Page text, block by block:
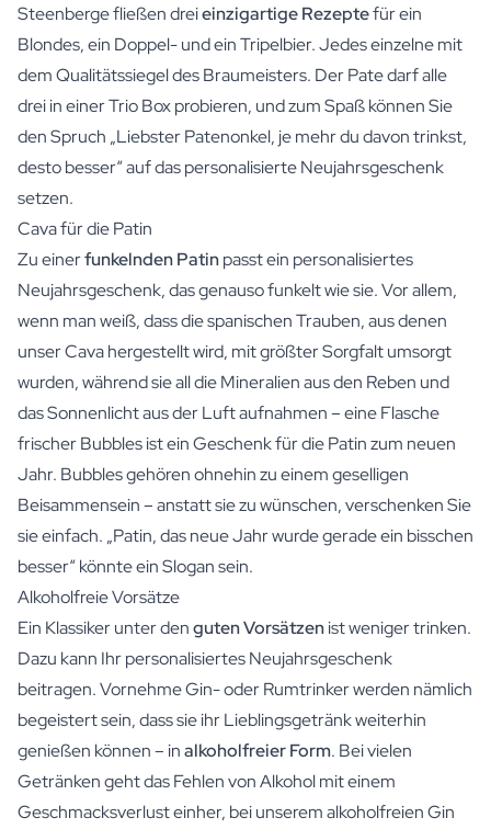
Steenberge fließen dreieinzigartige Rezeptefür ein
Blondes, ein Doppel- und ein Tripelbier. Jedes einzelne mit
dem Qualitätssiegel des Braumeisters. Der Pate darf alle
drei in einerTrio Boxprobieren, und zum Spaß können Sie
den Spruch „Liebster Patenonkel, je mehr du davon trinkst,
desto besser“ auf das personalisierte Neujahrsgeschenk
setzen.
Cava für die Patin
Zu einerfunkelnden Patinpasst ein personalisiertes
Neujahrsgeschenk, das genauso funkelt wie sie. Vor allem,
wenn man weiß, dass die spanischen Trauben, aus denen
unserCavahergestellt wird, mit größter Sorgfalt umsorgt
wurden, während sie all die Mineralien aus den Reben und
das Sonnenlicht aus der Luft aufnahmen – eine Flasche
frischer Bubbles ist ein Geschenk für die Patin zum neuen
Jahr. Bubbles gehören ohnehin zu einem geselligen
Beisammensein – anstatt sie zu wünschen, verschenken Sie
sie einfach. „Patin, das neue Jahr wurde gerade ein bisschen
besser“ könnte ein Slogan sein.
Alkoholfreie Vorsätze
Ein Klassiker unter denguten Vorsätzenist weniger trinken.
Dazu kann Ihr personalisiertes Neujahrsgeschenk
beitragen. Vornehme Gin- oder Rumtrinker werden nämlich
begeistert sein, dass sie ihr Lieblingsgetränk weiterhin
genießen können – inalkoholfreier Form. Bei vielen
Getränken geht das Fehlen von Alkohol mit einem
Geschmacksverlust einher, bei unseremalkoholfreien Gin